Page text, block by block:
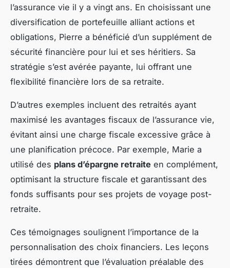
l’assurance vie il y a vingt ans. En choisissant une
diversification de portefeuille alliant actions et
obligations, Pierre a bénéficié d’un supplément de
sécurité financière pour lui et ses héritiers. Sa
stratégie s’est avérée payante, lui offrant une
flexibilité financière lors de sa retraite.
D’autres exemples incluent des retraités ayant
maximisé les avantages fiscaux de l’assurance vie,
évitant ainsi une charge fiscale excessive grâce à
une planification précoce. Par exemple, Marie a
utilisé des plans d’épargne retraite en complément,
optimisant la structure fiscale et garantissant des
fonds suffisants pour ses projets de voyage post-
retraite.
Ces témoignages soulignent l’importance de la
personnalisation des choix financiers. Les leçons
tirées démontrent que l’évaluation préalable des